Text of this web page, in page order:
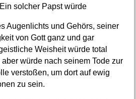
solcher Papst würde
Augenlichts und Gehörs, seiner
von Gott ganz und gar
Weisheit würde total
würde nach seinem Tode zur
verstoßen, um dort auf ewig
zu sein.